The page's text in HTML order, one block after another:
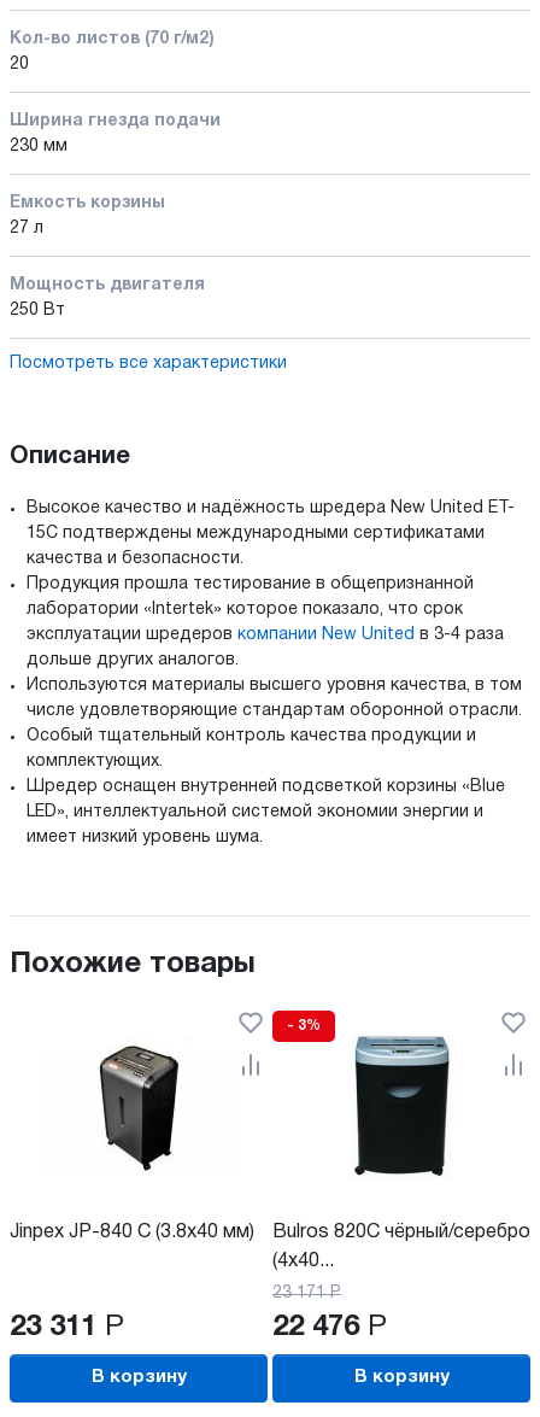
Кол-во листов (70 г/м2)
20
Ширина гнезда подачи
230 мм
Емкость корзины
27 л
Мощность двигателя
250 Вт
Посмотреть все характеристики
Описание
Высокое качество и надёжность шредера New United ET-
15C подтверждены международными сертификатами
качества и безопасности.
Продукция прошла тестирование в общепризнанной
лаборатории «Intertek» которое показало, что срок
эксплуатации шредеров компании New United в 3-4 раза
дольше других аналогов.
Используются материалы высшего уровня качества, в том
числе удовлетворяющие стандартам оборонной отрасли.
Особый тщательный контроль качества продукции и
комплектующих.
Шредер оснащен внутренней подсветкой корзины «Blue
LED», интеллектуальной системой экономии энергии и
имеет низкий уровень шума.
Похожие товары
Jinpex JP-840 C (3.8x40 мм)
23 311 Р
В корзину
- 3%
Bulros 820C чёрный/серебро
(4x40...
23 171 Р
22 476 Р
В корзину